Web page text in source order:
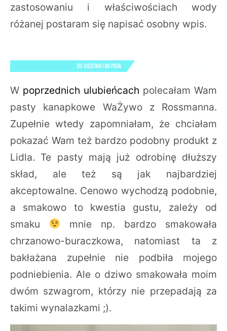
zastosowaniu i właściwościach wody
różanej postaram się napisać osobny wpis.
W poprzednich ulubieńcach polecałam Wam
pasty kanapkowe WaŻywo z Rossmanna.
Zupełnie wtedy zapomniałam, że chciałam
pokazać Wam też bardzo podobny produkt z
Lidla. Te pasty mają już odrobinę dłuższy
skład, ale też są jak najbardziej
akceptowalne. Cenowo wychodzą podobnie,
a smakowo to kwestia gustu, zależy od
smaku
mnie np. bardzo smakowała
chrzanowo-buraczkowa, natomiast ta z
bakłażana zupełnie nie podbiła mojego
podniebienia. Ale o dziwo smakowała moim
dwóm szwagrom, którzy nie przepadają za
takimi wynalazkami ;).